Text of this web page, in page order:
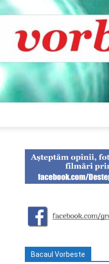
Bacaul Vorbeste